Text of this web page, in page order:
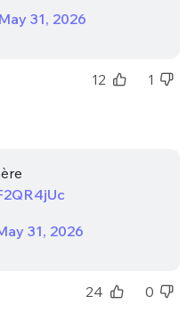
May 31, 2026
12 1
31, 2026
24 0